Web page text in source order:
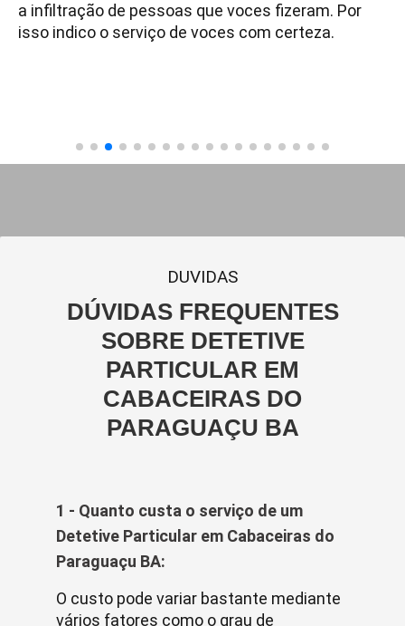
a infiltração de pessoas que voces fizeram. Por
isso indico o serviço de voces com certeza.
DUVIDAS
DÚVIDAS FREQUENTES
SOBRE DETETIVE
PARTICULAR EM
CABACEIRAS DO
PARAGUAÇU BA
1 - Quanto custa o serviço de um
Detetive Particular em Cabaceiras do
Paraguaçu BA:
O custo pode variar bastante mediante
vários fatores como o grau de